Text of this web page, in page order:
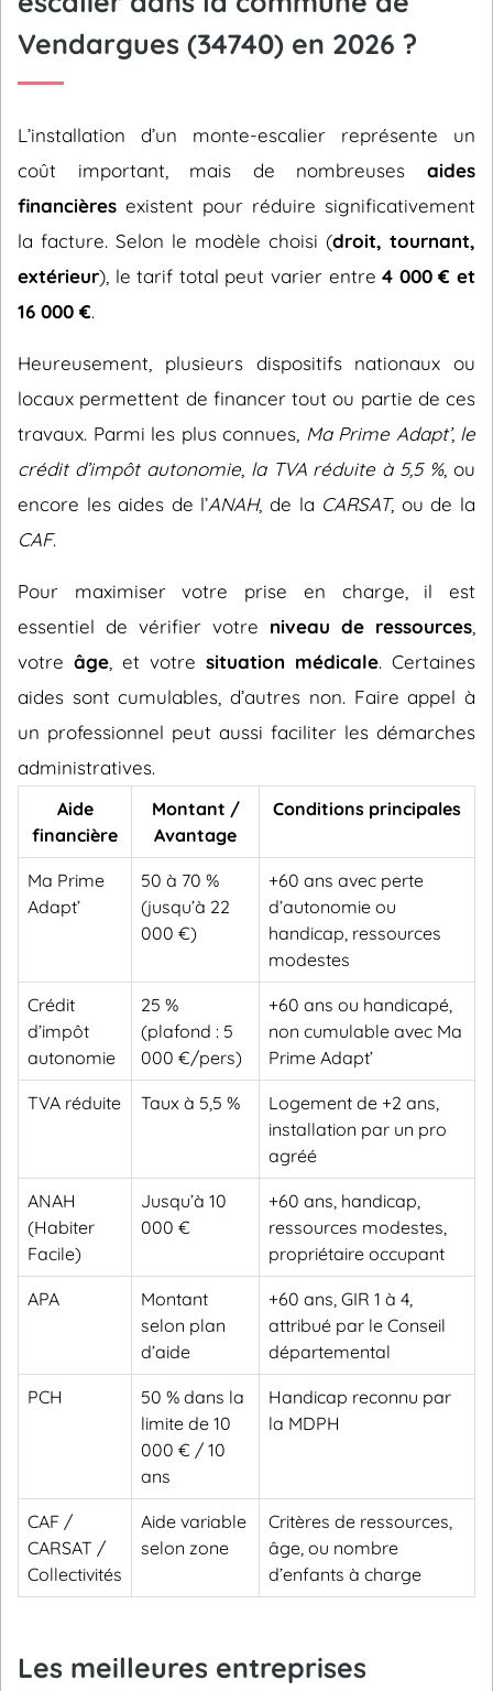
Vendargues (34740) en 2026 ?
L’installation d’un monte-escalier représente un
coût important, mais de nombreuses aides
financières existent pour réduire significativement
la facture. Selon le modèle choisi (droit, tournant,
extérieur), le tarif total peut varier entre4 000 € et
16 000 €.
Heureusement, plusieurs dispositifs nationaux ou
locaux permettent de financer tout ou partie de ces
travaux. Parmi les plus connues, Ma Prime Adapt’, le
crédit d’impôt autonomie, la TVA réduite à 5,5 %, ou
encore les aides de l’ANAH, de la CARSAT, ou de la
CAF.
Pour maximiser votre prise en charge, il est
essentiel de vérifier votre niveau de ressources
votre âge , et votre situation médicale. Certaines
aides sont cumulables, d’autres non. Faire appel à
un professionnel peut aussi faciliter les démarches
administratives.
Aide
financière
Montant /
Avantage
Conditions principales
Ma Prime
Adapt’
50 à 70 %
(jusqu’à 22
000 €)
+60 ans avec perte
d’autonomie ou
handicap, ressources
modestes
Crédit
d’impôt
autonomie
25 %
(plafond : 5
000 €/pers)
+60 ans ou handicapé,
non cumulable avec Ma
Prime Adapt’
TVA réduite Taux à 5,5 %
Logement de +2 ans,
installation par un pro
agréé
ANAH
(Habiter
Facile)
Jusqu’à 10
000 €
+60 ans, handicap,
ressources modestes,
propriétaire occupant
APA
Montant
selon plan
d’aide
+60 ans, GIR 1 à 4,
attribué par le Conseil
départemental
PCH
50 % dans la
limite de 10
000 € / 10
ans
Handicap reconnu par
la MDPH
CAF /
CARSAT /
Collectivités
Aide variable
selon zone
Critères de ressources,
âge, ou nombre
d’enfants à charge
Les meilleures entreprises